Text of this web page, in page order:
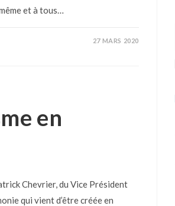
et à tous…
27 MARS 2020
en
Chevrier, du Vice Président
qui vient d’être créée en